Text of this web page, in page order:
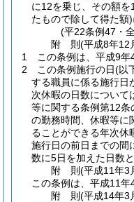
に12を乗じ、その額
たもので除して得た額)
(平22条例47・
附 則(平成8年12
1
この条例は、平成9年
2
この条例施行の日(以
する職員に係る施行日
次休暇の日数について
等に関する条例第12条
の勤務時間、休暇等に
ることができる年次休
施行日の前日までの間
数に5日を加えた日数と
附 則(平成11年3
この条例は、平成11年
附 則(平成14年3